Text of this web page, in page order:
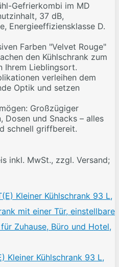
Gefrierkombi im MD
37 dB,
Energieeffiziensklasse D.
Farben "Velvet Rouge"
den Kühlschrank zum
Ihrem Lieblingsort.
verleihen dem
Optik und setzen
Großzügiger
Dosen und Snacks – alles
schnell griffbereit.
inkl. MwSt., zzgl. Versand;
Kleiner Kühlschrank 93 L,